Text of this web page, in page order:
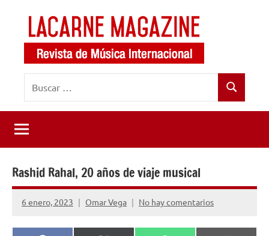
contenido
LaCarne
Magazine
de
música
internacional
Buscar
Rashid Rahal, 20 años de viaje musical
6 enero, 2023 Omar Vega No hay comentarios